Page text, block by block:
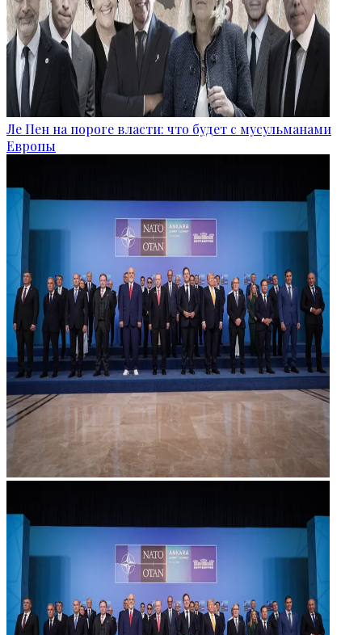
Ле Пен на пороге власти: что будет с мусульманами
Европы